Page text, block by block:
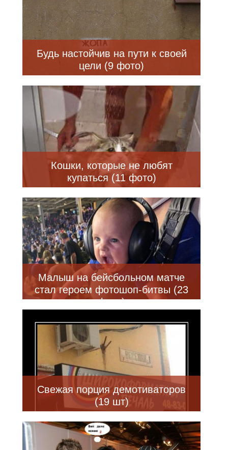
Будь настойчив на пути к своей
цели (9 фото)
Кошки, которые не любят
купаться (11 фото)
Малыш на бейсбольном матче
стал героем фотошоп-битвы (23
фото)
Свежая порция демотиваторов
(19 шт)